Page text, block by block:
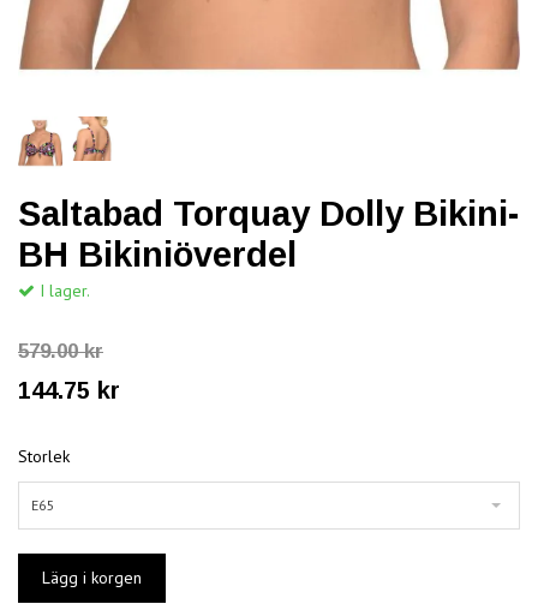
Saltabad Torquay Dolly Bikini-
BH Bikiniöverdel
I lager.
579.00 kr
144.75 kr
Storlek
E65